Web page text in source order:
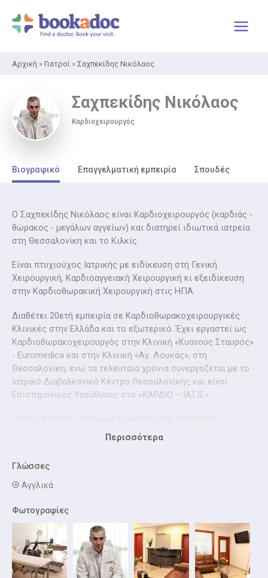
στο
περιεχόμενο
Αρχική » Γιατροί » Σαχπεκίδης Νικόλαος
Σαχπεκίδης Νικόλαος
Καρδιοχειρουργός
Βιογραφικό Επαγγελματική εμπειρία Σπουδές
Ο Σαχπεκίδης Νικόλαος είναι Καρδιοχειρουργός (καρδιάς -
θώρακος - μεγάλων αγγείων) και διατηρεί ιδιωτικά ιατρεία
στη Θεσσαλονίκη και το Κιλκίς.
Είναι πτυχιούχος Ιατρικής με ειδίκευση στη Γενική
Χειρουργική, Καρδιοαγγειακή Χειρουργική κι εξειδίκευση
στην Καρδιοθωρακική Χειρουργική στις ΗΠΑ.
Διαθέτει 20ετή εμπειρία σε Καρδιοθωρακοχειρουργικές
Κλινικές στην Ελλάδα και το εξωτερικό. Έχει εργαστεί ως
Καρδιοθωρακοχειρουργός στην Κλινική «Κυανούς Σταυρός»
- Euromedica και στην Κλινική «Αγ. Λουκάς», στη
Θεσσαλονίκη, ενώ τα τελευταία χρόνια συνεργάζεται με το
Ιατρικό Διαβαλκανικό Κέντρο Θεσσαλονίκης και είναι
Επιστημονικός Υπεύθυνος στο «ΚΑΡΔΙΟ – ΙΑΣΙΣ».
Θεραπείας Οξείας Καρδιακής Ανεπάρκειας – 2002» και
παράλληλα έχει δημοσιεύσει 19 επιστημονικές εργασίες, 6
πραγματοποιήσει 9 ομιλίες σε επιστημονικά συνέδρια.
Περισσότερα
Γλώσσες
Αγγλικά
Φωτογραφίες